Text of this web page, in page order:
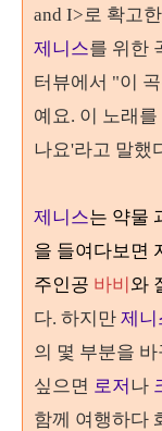
and I>로 확고
제니스를 위한
터뷰에서 "이
예요. 이 노래
나요'라고 말했
제니스는 약물
을 들여다보면
주인공 바비 와
다. 하지만 제 니
의 몇 부분을
싶으면 로저 나
함께 여행하다